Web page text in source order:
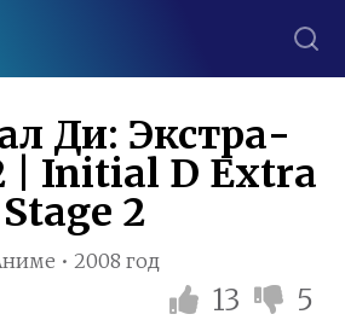
Ди: Экстра-
| Initial D Extra
Stage 2
• 2008 год
13 5